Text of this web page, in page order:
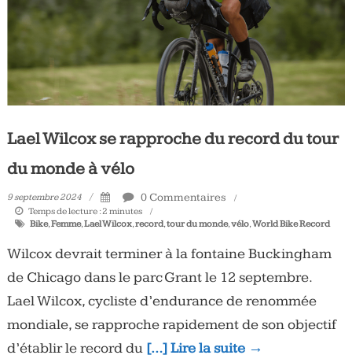
Lael Wilcox se rapproche du record du tour
du monde à vélo
9 septembre 2024 0 Commentaires
Temps de lecture :2 minutes
Bike,Femme,Lael Wilcox,record,tour du monde,vélo,World Bike Record
Wilcox devrait terminer à la fontaine Buckingham
de Chicago dans le parc Grant le 12 septembre.
Lael Wilcox, cycliste d’endurance de renommée
mondiale, se rapproche rapidement de son objectif
d’établir le record du […] Lire la suite →